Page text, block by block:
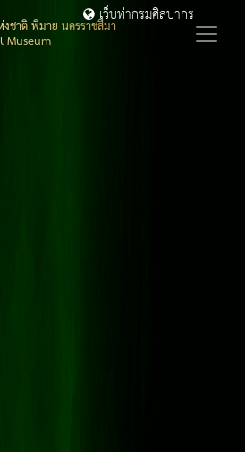
าติ พิมาย นครราชสีมา
Museum
เว็บท่ากรมศิลปากร